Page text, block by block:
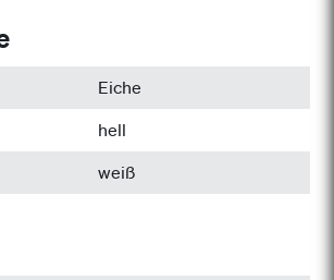
Eiche
hell
weiß